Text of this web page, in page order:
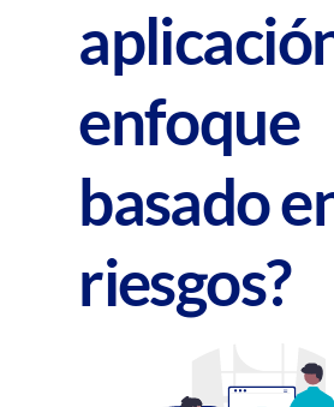
enfoque
basado
riesgos?